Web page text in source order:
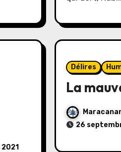
Délires
La
26